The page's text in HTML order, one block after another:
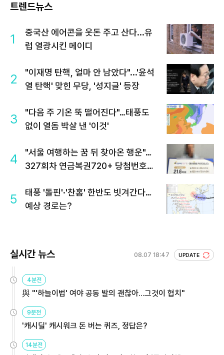
트렌드뉴스
1
중국산 에어콘을 웃돈 주고 산다...유
럽 열광시킨 메이디
2
"이재명 탄핵, 얼마 안 남았다"...'윤석
열 탄핵' 맞힌 무당, '성지글' 등장
3
"다음 주 기온 뚝 떨어진다"…태풍도
없이 열돔 박살 낸 '이것'
4
"서울 여행하는 꿈 뒤 찾아온 행운"…
327회차 연금복권720+ 당첨번호조
5
태풍 '돌핀'·'찬홈' 한반도 빗겨간다…
예상 경로는?
실시간 뉴스 08.07 18:47 UPDATE
4분전
與 "'하늘이법' 여야 공동 발의 괜찮아…그것이 협치"
9분전
'캐시딜' 캐시워크 돈 버는 퀴즈, 정답은?
14분전